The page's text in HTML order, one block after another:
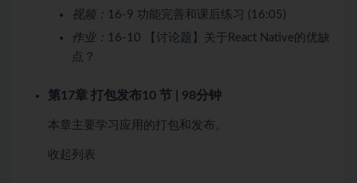
视频： 16-9 功能完善和课后练习 (16:05)
作业： 16-10 【讨论题】关于React Native的优缺
点？
第17章 打包发布10 节 | 98分钟
本章主要学习应用的打包和发布。
收起列表